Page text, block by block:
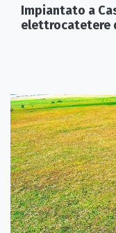
Impiantato a
elettrocatetere